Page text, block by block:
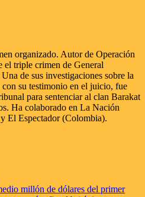
organizado. Autor de Operación
triple crimen de General
de sus investigaciones sobre la
su testimonio en el juicio, fue
para sentenciar al clan Barakat
Ha colaborado en La Nación
El Espectador (Colombia).
millón de dólares del primer